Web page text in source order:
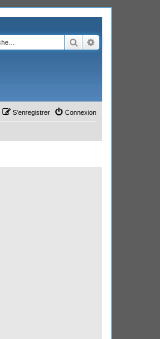
Rechercher
Connexion
S’enregistrer